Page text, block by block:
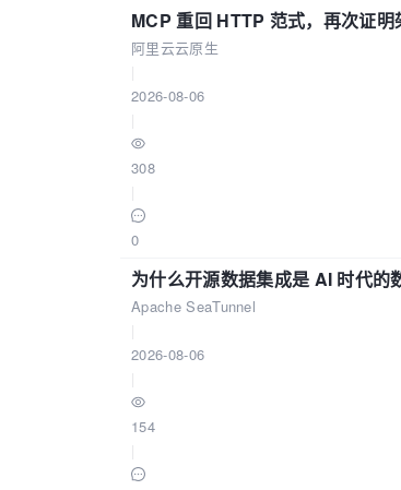
MCP 重回 HTTP 范式，再次证
阿里云云原生
2026-08-06
308
0
为什么开源数据集成是 AI 时代的
Apache SeaTunnel
2026-08-06
154